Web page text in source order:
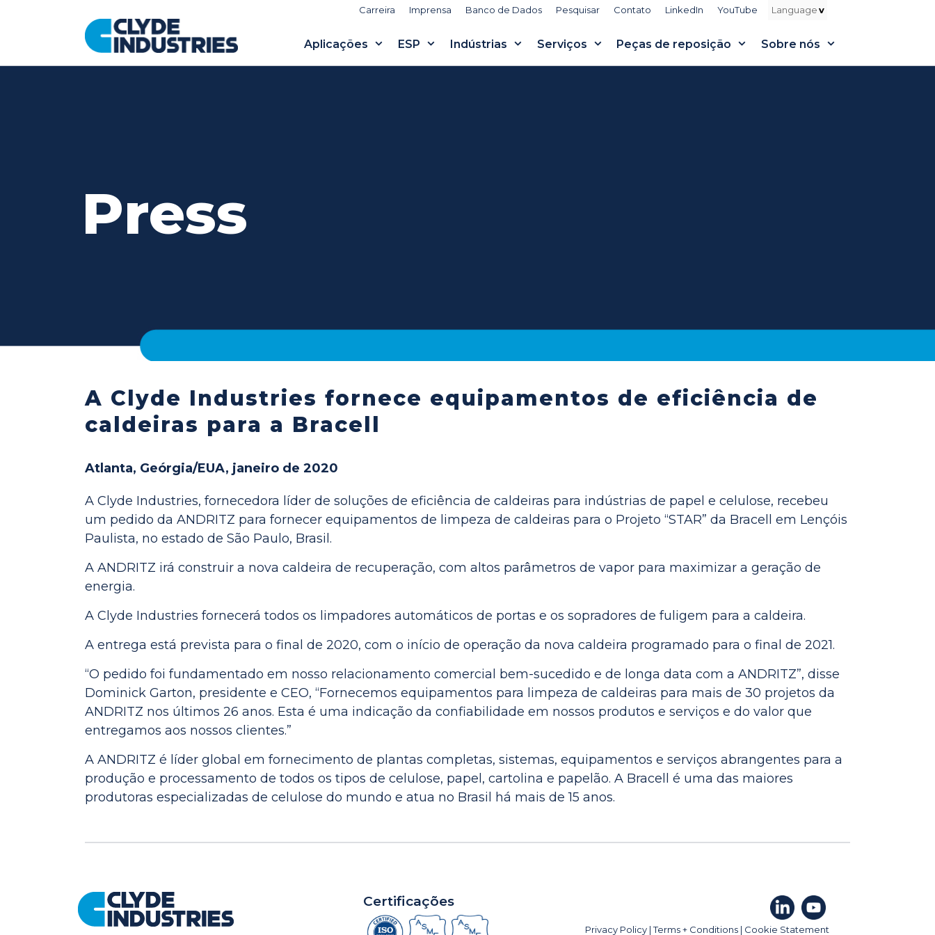
conteúdo
Carreira Imprensa Banco de Dados Pesquisar Contato LinkedIn YouTube
Aplicações ESP Indústrias Serviços Peças de reposição Sobre nós
Press
A Clyde Industries fornece equipamentos de eficiência de
caldeiras para a Bracell
Atlanta, Geórgia/EUA, janeiro de 2020
A Clyde Industries, fornecedora líder de soluções de eficiência de caldeiras para indústrias de papel e celulose, recebeu
um pedido da ANDRITZ para fornecer equipamentos de limpeza de caldeiras para o Projeto “STAR” da Bracell em Lençóis
Paulista, no estado de São Paulo, Brasil.
A ANDRITZ irá construir a nova caldeira de recuperação, com altos parâmetros de vapor para maximizar a geração de
energia.
A Clyde Industries fornecerá todos os limpadores automáticos de portas e os sopradores de fuligem para a caldeira.
A entrega está prevista para o final de 2020, com o início de operação da nova caldeira programado para o final de 2021.
“O pedido foi fundamentado em nosso relacionamento comercial bem-sucedido e de longa data com a ANDRITZ”, disse
Dominick Garton, presidente e CEO, “Fornecemos equipamentos para limpeza de caldeiras para mais de 30 projetos da
ANDRITZ nos últimos 26 anos. Esta é uma indicação da confiabilidade em nossos produtos e serviços e do valor que
entregamos aos nossos clientes.”
A ANDRITZ é líder global em fornecimento de plantas completas, sistemas, equipamentos e serviços abrangentes para a
produção e processamento de todos os tipos de celulose, papel, cartolina e papelão. A Bracell é uma das maiores
produtoras especializadas de celulose do mundo e atua no Brasil há mais de 15 anos.
Certificações
Privacy Policy|Terms + Conditions| Cookie Statement